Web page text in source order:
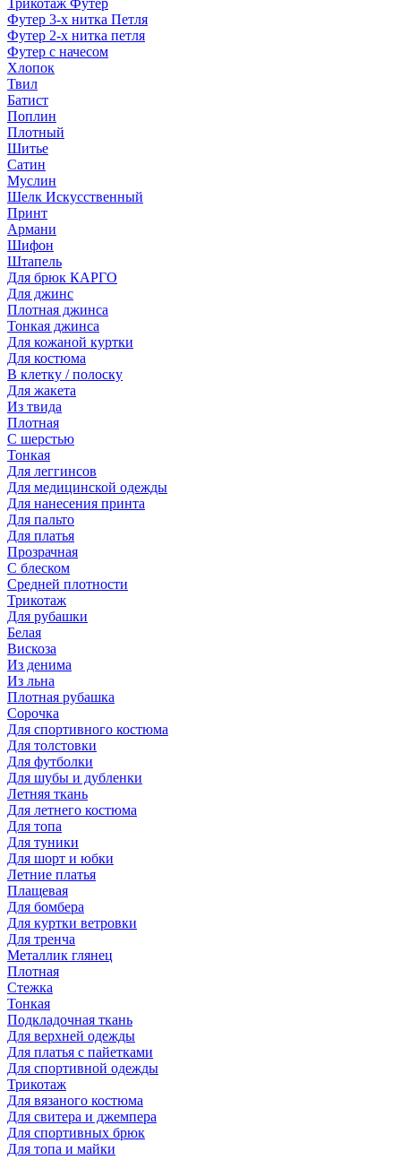
Трикотаж Футер
Футер 3-х нитка Петля
Футер 2-х нитка петля
Футер с начесом
Хлопок
Твил
Батист
Поплин
Плотный
Шитье
Сатин
Муслин
Шелк Искусственный
Принт
Армани
Шифон
Штапель
Для брюк КАРГО
Для джинс
Плотная джинса
Тонкая джинса
Для кожаной куртки
Для костюма
В клетку / полоску
Для жакета
Из твида
Плотная
С шерстью
Тонкая
Для леггинсов
Для медицинской одежды
Для нанесения принта
Для пальто
Для платья
Прозрачная
С блеском
Средней плотности
Трикотаж
Для рубашки
Белая
Вискоза
Из денима
Из льна
Плотная рубашка
Сорочка
Для спортивного костюма
Для толстовки
Для футболки
Для шубы и дубленки
Летняя ткань
Для летнего костюма
Для топа
Для туники
Для шорт и юбки
Летние платья
Плащевая
Для бомбера
Для куртки ветровки
Для тренча
Металлик глянец
Плотная
Стежка
Тонкая
Подкладочная ткань
Для верхней одежды
Для платья с пайетками
Для спортивной одежды
Трикотаж
Для вязаного костюма
Для свитера и джемпера
Для спортивных брюк
Для топа и майки